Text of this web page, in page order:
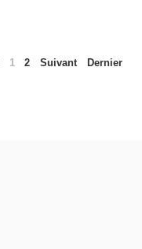
1 2 Suivant Dernier